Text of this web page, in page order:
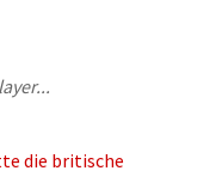
die britische